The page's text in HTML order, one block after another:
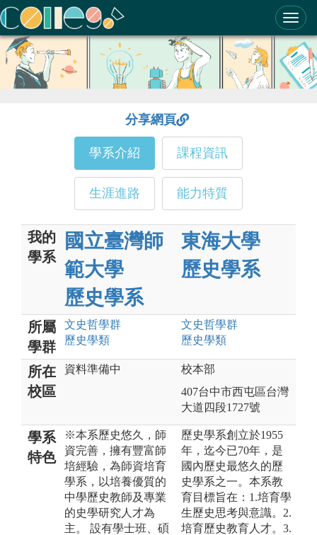
分享網頁
學系介紹 課程資訊
生涯進路 能力特質
我的
學系
國立臺灣師
範大學
歷史學系
東海大學
歷史學系
所屬
學群
文史哲學群
歷史學類
文史哲學群
歷史學類
所在
校區
資料準備中
校本部
407台中市西屯區台灣
大道四段1727號
學系
特色
※本系歷史悠久，師
資完善，擁有豐富師
培經驗，為師資培育
學系，以培養優質的
中學歷史教師及專業
的史學研究人才為
主。 設有學士班、碩
歷史學系創立於1955
年，迄今已70年，是
國內歷史最悠久的歷
史學系之一。本系教
育目標旨在：1.培育學
生歷史思考與意識。2.
培育歷史教育人才。3.